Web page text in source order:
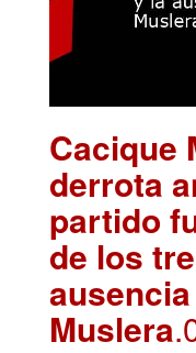
Cacique
derrota
partido
de los
Muslera